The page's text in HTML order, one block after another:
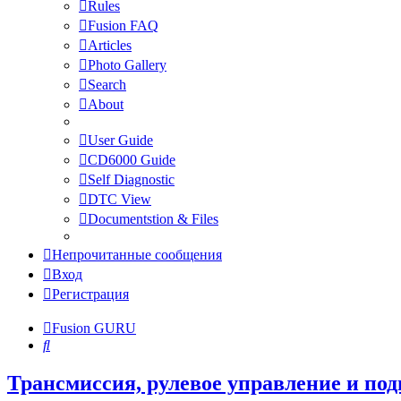
Rules
Fusion FAQ
Articles
Photo Gallery
Search
About
User Guide
CD6000 Guide
Self Diagnostic
DTC View
Documentstion & Files
Непрочитанные сообщения
Вход
Регистрация
Fusion GURU
Поиск
Трансмиссия, рулевое управление и